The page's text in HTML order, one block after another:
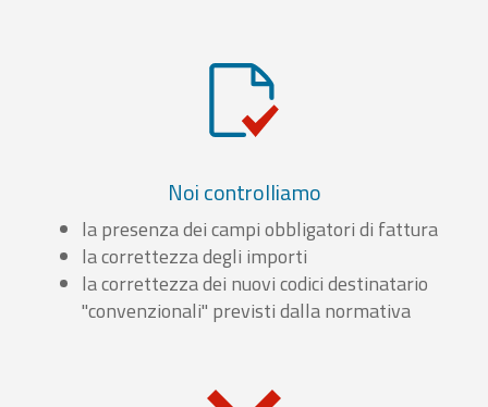
Noi controlliamo
la presenza dei campi obbligatori di fattura
la correttezza degli importi
la correttezza dei nuovi codici destinatario
"convenzionali" previsti dalla normativa